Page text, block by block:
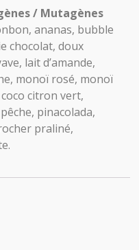
/ Mutagènes
ananas, bubble
chocolat, doux
lait d’amande,
monoï rosé, monoï
citron vert,
pinacolada,
praliné,